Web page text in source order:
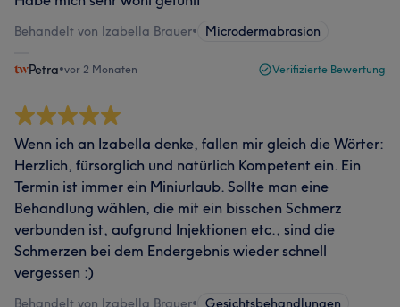
Behandelt von Izabella Brauer• Microdermabrasion
Petra•vor 2 Monaten Verifizierte Bewertung
Wenn ich an Izabella denke, fallen mir gleich die Wörter:
Herzlich, fürsorglich und natürlich Kompetent ein. Ein
Termin ist immer ein Miniurlaub. Sollte man eine
Behandlung wählen, die mit ein bisschen Schmerz
verbunden ist, aufgrund Injektionen etc., sind die
Schmerzen bei dem Endergebnis wieder schnell
vergessen :)
Behandelt von Izabella Brauer• Gesichtsbehandlungen